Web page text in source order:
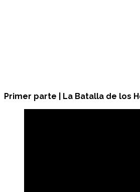
Primer parte | La Batalla de los